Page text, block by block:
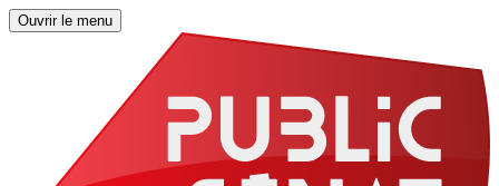
Ouvrir le menu